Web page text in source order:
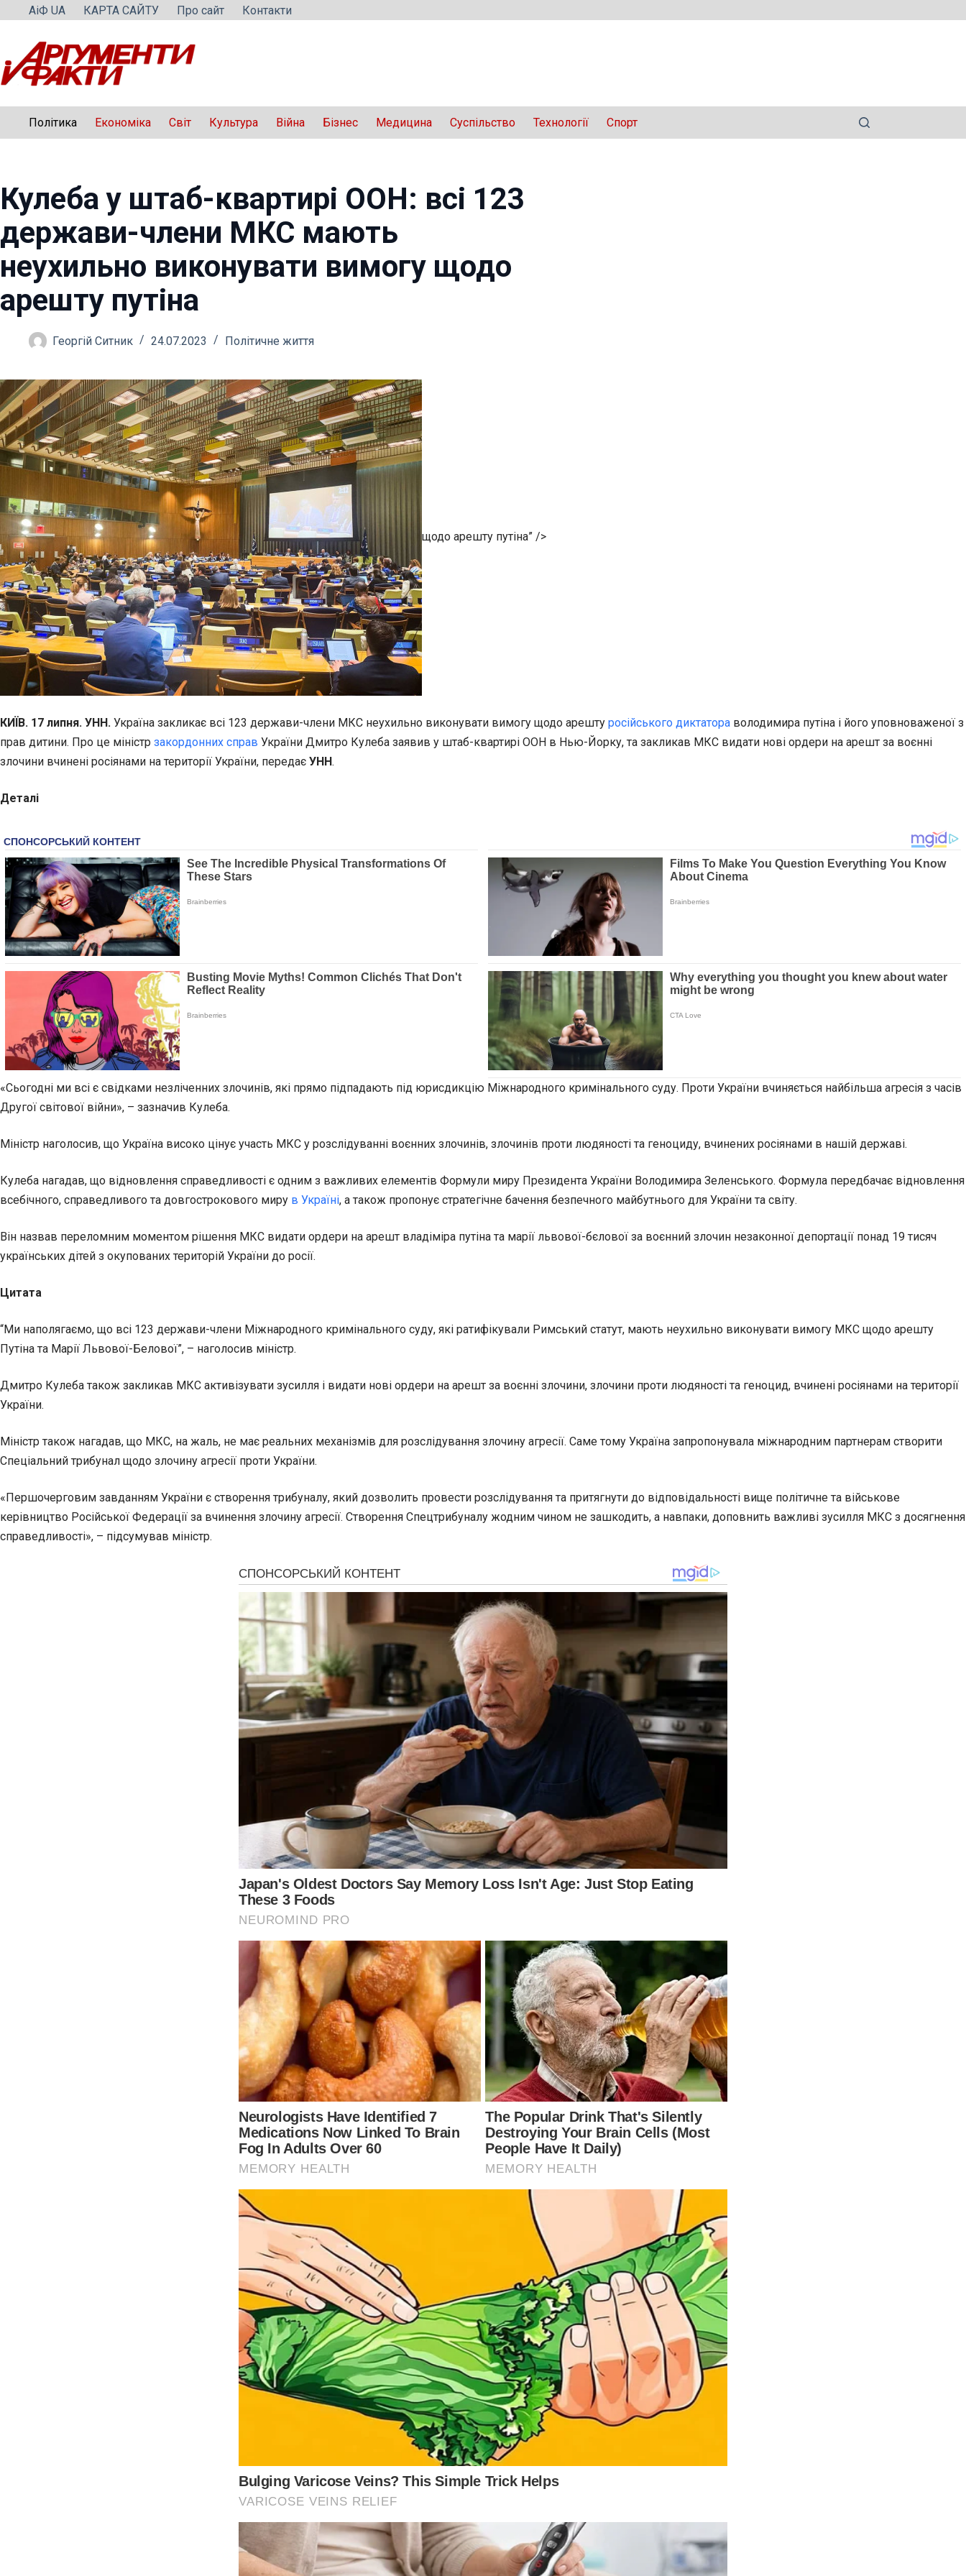
Перейти
вмісту
АіФ UA КАРТА САЙТУ Про сайт Контакти
Політика Економіка Світ Культура Війна Бізнес Медицина Суспільство Технології Спорт
Кулеба у штаб-квартирі ООН: всі 123
держави-члени МКС мають
неухильно виконувати вимогу щодо
арешту путіна
Георгій Ситник 24.07.2023 Політичне життя
щодо арешту путіна” />
КИЇВ. 17 липня. УНН. Україна закликає всі 123 держави-члени МКС неухильно виконувати вимогу щодо арешту російського диктатора володимира путіна і його уповноваженої з
прав дитини. Про це міністр закордонних справ України Дмитро Кулеба заявив у штаб-квартирі ООН в Нью-Йорку, та закликав МКС видати нові ордери на арешт за воєнні
злочини вчинені росіянами на території України, передає УНН.
Деталі
«Сьогодні ми всі є свідками незліченних злочинів, які прямо підпадають під юрисдикцію Міжнародного кримінального суду. Проти України вчиняється найбільша агресія з часів
Другої світової війни», – зазначив Кулеба.
Міністр наголосив, що Україна високо цінує участь МКС у розслідуванні воєнних злочинів, злочинів проти людяності та геноциду, вчинених росіянами в нашій державі.
Кулеба нагадав, що відновлення справедливості є одним з важливих елементів Формули миру Президента України Володимира Зеленського. Формула передбачає відновлення
всебічного, справедливого та довгострокового миру в Україні, а також пропонує стратегічне бачення безпечного майбутнього для України та світу.
Він назвав переломним моментом рішення МКС видати ордери на арешт владіміра путіна та марії львової-бєлової за воєнний злочин незаконної депортації понад 19 тисяч
українських дітей з окупованих територій України до росії.
Цитата
“Ми наполягаємо, що всі 123 держави-члени Міжнародного кримінального суду, які ратифікували Римський статут, мають неухильно виконувати вимогу МКС щодо арешту
Путіна та Марії Львової-Белової”, – наголосив міністр.
Дмитро Кулеба також закликав МКС активізувати зусилля і видати нові ордери на арешт за воєнні злочини, злочини проти людяності та геноцид, вчинені росіянами на території
України.
Міністр також нагадав, що МКС, на жаль, не має реальних механізмів для розслідування злочину агресії. Саме тому Україна запропонувала міжнародним партнерам створити
Спеціальний трибунал щодо злочину агресії проти України.
«Першочерговим завданням України є створення трибуналу, який дозволить провести розслідування та притягнути до відповідальності вище політичне та військове
керівництво Російської Федерації за вчинення злочину агресії. Створення Спецтрибуналу жодним чином не зашкодить, а навпаки, доповнить важливі зусилля МКС з досягнення
справедливості», – підсумував міністр.